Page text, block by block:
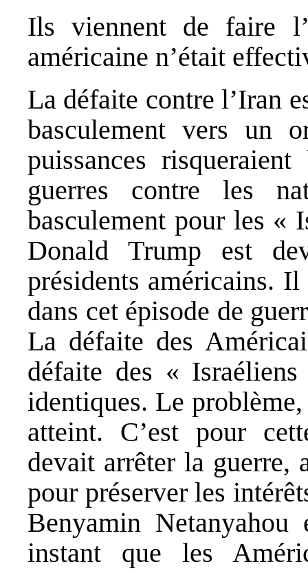
Ils viennent de faire
américaine n’était
La défaite contre l’Iran
basculement vers un
puissances
guerres contre les
basculement pour les «
Donald Trump est
présidents américains. Il
dans cet épisode de
La défaite des
défaite des «
identiques. Le problème,
atteint. C’est pour
devait arrêter la guerre,
pour préserver les
Benyamin
instant que les